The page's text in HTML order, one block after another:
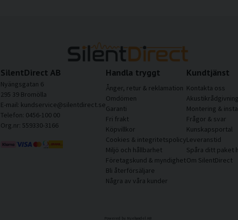
SilentDirect AB
Nyängsgatan 6
295 39 Bromölla
E-mail: kundservice@silentdirect.se
Telefon: 0456-100 00
Org.nr: 559330-3166
Handla tryggt
Ånger, retur & reklamation
Omdömen
Garanti
Fri frakt
Köpvillkor
Cookies & integritetspolicy
Miljö och hållbarhet
Företagskund & myndighet
Bli återförsäljare
Några av våra kunder
Kundtjänst
Kontakta oss
Akustikrådgivning
Montering &
Frågor & svar
Kunskapsportal
Leveranstid
Spåra ditt paket
Om SilentDirect
Powered by Nyehandel AB